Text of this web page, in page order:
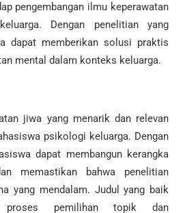
pengembangan ilmu keperawatan
Dengan penelitian yang
dapat memberikan solusi praktis
mental dalam konteks keluarga.
jiwa yang menarik dan relevan
psikologi keluarga. Dengan
dapat membangun kerangka
memastikan bahwa penelitian
yang mendalam. Judul yang baik
proses pemilihan topik dan